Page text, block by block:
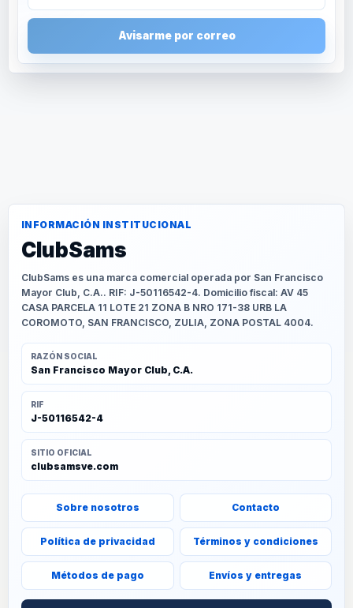
Avisarme por correo
INFORMACIÓN INSTITUCIONAL
ClubSams
ClubSams es una marca comercial operada por San Francisco
Mayor Club, C.A.. RIF: J-50116542-4. Domicilio fiscal: AV 45
CASA PARCELA 11 LOTE 21 ZONA B NRO 171-38 URB LA
COROMOTO, SAN FRANCISCO, ZULIA, ZONA POSTAL 4004.
RAZÓN SOCIAL
San Francisco Mayor Club, C.A.
RIF
J-50116542-4
SITIO OFICIAL
clubsamsve.com
Sobre nosotros Contacto
Política de privacidad Términos y condiciones
Métodos de pago Envíos y entregas